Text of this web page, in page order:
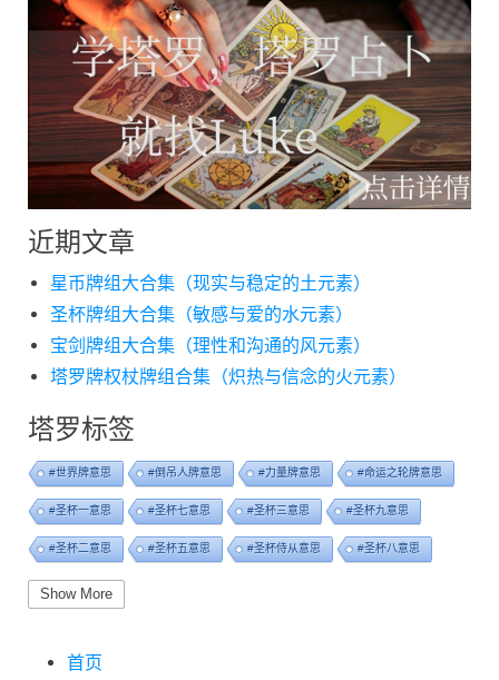
近期文章
星币牌组大合集（现实与稳定的土元素）
圣杯牌组大合集（敏感与爱的水元素）
宝剑牌组大合集（理性和沟通的风元素）
塔罗牌权杖牌组合集（炽热与信念的火元素）
塔罗标签
#世界牌意思 #倒吊人牌意思 #力量牌意思 #命运之轮牌意思
#圣杯一意思 #圣杯七意思 #圣杯三意思 #圣杯九意思
#圣杯二意思 #圣杯五意思 #圣杯侍从意思 #圣杯八意思
#圣杯六意思
#宝剑七意思
Show More
首页